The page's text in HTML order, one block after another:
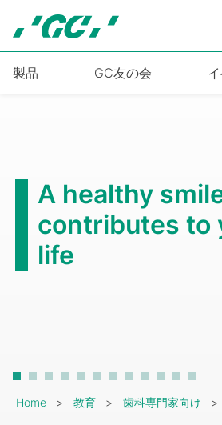
製品 GC友の会
A healthy
contributes to
life
Breadcrumb
Home 教育 歯科専門家向け